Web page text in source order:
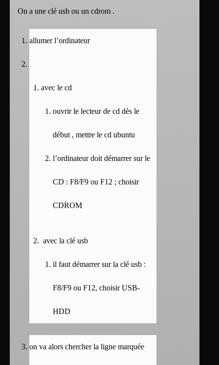
On a une clé usb ou un cdrom .
allumer l’ordinateur
avec le cd
ouvrir le lecteur de cd dès le
début , mettre le cd ubuntu
l’ordinateur doit démarrer sur le
CD : F8/F9 ou F12 ; choisir
CDROM
avec la clé usb
il faut démarrer sur la clé usb :
F8/F9 ou F12, choisir USB-
HDD
on va alors chercher la ligne marquée